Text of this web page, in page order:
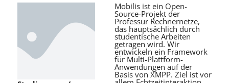
Mobilis ist ein Open-
Source-Projekt der
Professur Rechnernetze,
das hauptsächlich durch
studentische Arbeiten
getragen wird. Wir
entwickeln ein Framework
für Multi-Plattform-
Anwendungen auf der
Basis von XMPP. Ziel ist vor